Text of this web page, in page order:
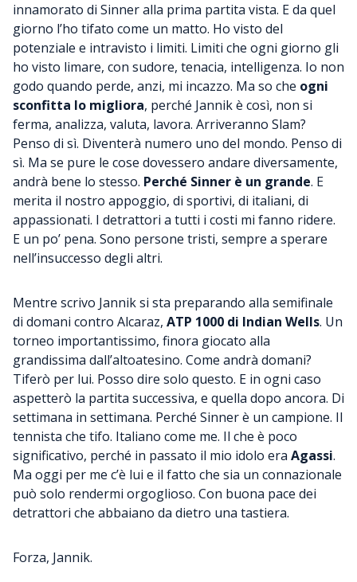
innamorato di Sinner alla prima partita vista. E da quel
giorno l’ho tifato come un matto. Ho visto del
potenziale e intravisto i limiti. Limiti che ogni giorno gli
ho visto limare, con sudore, tenacia, intelligenza. Io non
godo quando perde, anzi, mi incazzo. Ma so che ogni
sconfitta lo migliora, perché Jannik è così, non si
ferma, analizza, valuta, lavora. Arriveranno Slam?
Penso di sì. Diventerà numero uno del mondo. Penso di
sì. Ma se pure le cose dovessero andare diversamente,
andrà bene lo stesso. Perché Sinner è un grande. E
merita il nostro appoggio, di sportivi, di italiani, di
appassionati. I detrattori a tutti i costi mi fanno ridere.
E un po’ pena. Sono persone tristi, sempre a sperare
nell’insuccesso degli altri.
Mentre scrivo Jannik si sta preparando alla semifinale
di domani contro Alcaraz, ATP 1000 di Indian Wells. Un
torneo importantissimo, finora giocato alla
grandissima dall’altoatesino. Come andrà domani?
Tiferò per lui. Posso dire solo questo. E in ogni caso
aspetterò la partita successiva, e quella dopo ancora. Di
settimana in settimana. Perché Sinner è un campione. Il
tennista che tifo. Italiano come me. Il che è poco
significativo, perché in passato il mio idolo era Agassi.
Ma oggi per me c’è lui e il fatto che sia un connazionale
può solo rendermi orgoglioso. Con buona pace dei
detrattori che abbaiano da dietro una tastiera.
Forza, Jannik.